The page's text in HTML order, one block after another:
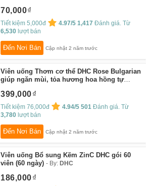
70,000
Tiết kiệm 5,000đ 4.97/5 1,417 Đánh giá. Từ
6,530 lượt bán
Đến Nơi Bán Cập nhật 2 năm trước
Viên uống Thơm cơ thể DHC Rose Bulgarian
giúp ngăn mùi, tỏa hương hoa hồng tự
399,000
Tiết kiệm 76,000đ 4.94/5 501 Đánh giá. Từ
3,780 lượt bán
Đến Nơi Bán Cập nhật 2 năm trước
Viên uống Bổ sung Kẽm ZinC DHC gói 60
viên (60 ngày)
By: DHC
186,000